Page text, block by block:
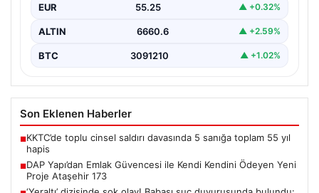
EUR 55.25 ▲ +0.32%
ALTIN 6660.6 ▲ +2.59%
BTC 3091210 ▲ +1.02%
Son Eklenen Haberler
■KKTC’de toplu cinsel saldırı davasında 5 sanığa toplam 55 yıl
hapis
■DAP Yapı’dan Emlak Güvencesi ile Kendi Kendini Ödeyen Yeni
Proje Ataşehir 173